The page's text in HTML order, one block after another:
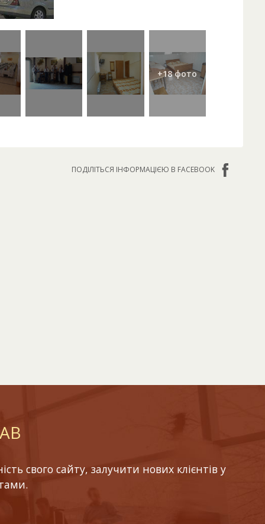
ПОДІЛІТЬСЯ ІНФОРМАЦІЄЮ В FACEBOOK
свого сайту, залучити нових клієнтів у